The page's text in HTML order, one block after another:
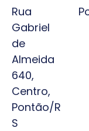
Rua
Gabriel
de
Almeida
640,
Centro,
Pontão/R
S